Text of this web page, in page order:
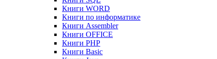
Книги WORD
Книги по информатике
Книги Assembler
Книги OFFICE
Книги PHP
Книги Basic